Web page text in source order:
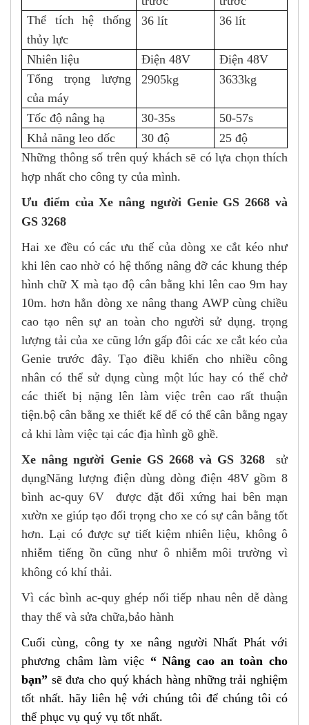
Thể tích hệ thống
thủy lực
36 lít 36 lít
Nhiên liệu Điện 48V
Điện 48V
Tổng trọng lượng
của máy
2905kg 3633kg
Tốc độ nâng hạ 30-35s
50-57s
Khả năng leo dốc
30 độ
25 độ
Những thông số trên quý khách sẽ có lựa chọn thích
hợp nhất cho công ty của mình.
Ưu điểm của Xe nâng người Genie GS 2668 và
GS 3268
Hai xe đều có các ưu thế của dòng xe cắt kéo như
khi lên cao nhờ có hệ thống nâng đỡ các khung thép
hình chữ X mà tạo độ cân bằng khi lên cao 9m hay
10m. hơn hẳn dòng xe nâng thang AWP cùng chiều
cao tạo nên sự an toàn cho người sử dụng. trọng
lượng tải của xe cũng lớn gấp đôi các xe cắt kéo của
Genie trước đây. Tạo điều khiển cho nhiều công
nhân có thể sử dụng cùng một lúc hay có thể chở
các thiết bị nặng lên làm việc trên cao rất thuận
tiện.bộ cân bằng xe thiết kế để có thể cân bằng ngay
cả khi làm việc tại các địa hình gồ ghề.
Xe nâng người Genie GS 2668 và GS 3268sử
dụngNăng lượng điện dùng dòng điện 48V gồm 8
bình ac-quy 6V được đặt đối xứng hai bên mạn
xườn xe giúp tạo đối trọng cho xe có sự cân bằng tốt
hơn. Lại có được sự tiết kiệm nhiên liệu, không ô
nhiễm tiếng ồn cũng như ô nhiễm môi trường vì
không có khí thải.
Vì các bình ac-quy ghép nối tiếp nhau nên dễ dàng
thay thế và sửa chữa,bảo hành
Cuối cùng, công ty xe nâng người Nhất Phát với
phương châm làm việc “ Nâng cao an toàn cho
bạn” sẽ đưa cho quý khách hàng những trải nghiệm
tốt nhất. hãy liên hệ với chúng tôi để chúng tôi có
thể phục vụ quý vụ tốt nhất.